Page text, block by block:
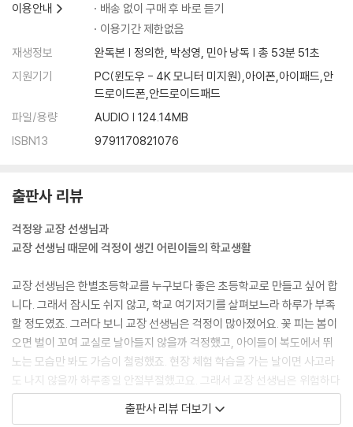
이용안내
배송 없이 구매 후 바로 듣기
이용기간 제한없음
재생정보
완독본 | 정의한, 박성영, 민아 낭독 | 총 53분 51초
지원기기
PC(윈도우 - 4K 모니터 미지원),아이폰,아이패드,안
드로이드폰,안드로이드패드
파일/용량
AUDIO | 124.14MB
ISBN13
9791170821076
출판사 리뷰
걱정왕 교장 선생님과
교장 선생님 때문에 걱정이 생긴 어린이들의 학교생활
교장 선생님은 한별초등학교를 누구보다 좋은 초등학교로 만들고 싶어 합
니다. 그래서 잠시도 쉬지 않고, 학교 여기저기를 살펴보느라 하루가 부족
할 정도였죠. 그러다 보니 교장 선생님은 걱정이 많아졌어요. 꽃 피는 봄이
오면 벌이 꼬여 교실로 날아들지 않을까 걱정했고, 아이들이 복도에서 뛰
노는 모습만 봐도 가슴이 철렁했죠. 현장 체험 학습을 가는 날이면 사고라
도 나지 않을까 하루종일 안절부절했고요. 그래서 교장 선생님은 위험하다
고 생각하는 걸 하나씩 금지하기 시작했어요. 그렇게 된다면 안전하고, 즐
거운 학교가 될 거라고 생각했지요.
출판사 리뷰 더보기